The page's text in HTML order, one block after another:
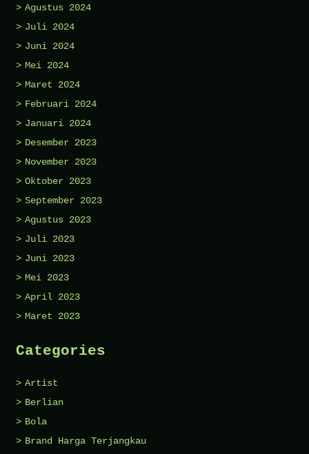
Agustus 2024
Juli 2024
Juni 2024
Mei 2024
Maret 2024
Februari 2024
Januari 2024
Desember 2023
November 2023
Oktober 2023
September 2023
Agustus 2023
Juli 2023
Juni 2023
Mei 2023
April 2023
Maret 2023
Categories
Artist
Berlian
Bola
Brand Harga Terjangkau